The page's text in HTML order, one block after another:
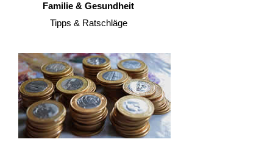
Familie & Gesundheit
Tipps & Ratschläge